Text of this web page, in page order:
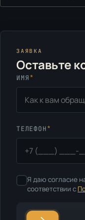
ЗАЯВКА
Оставьте
ИМЯ *
ТЕЛЕФОН *
Я даю согласие
соответствии с